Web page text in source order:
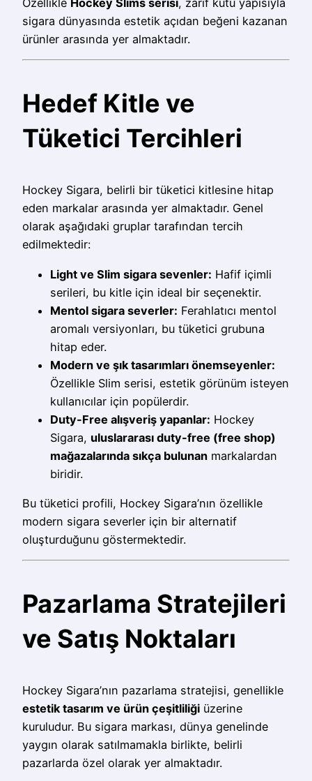
Özellikle Hockey Slims serisi, zarif kutu yapısıyla
sigara dünyasında estetik açıdan beğeni kazanan
ürünler arasında yer almaktadır.
Hedef Kitle ve
Tüketici Tercihleri
Hockey Sigara, belirli bir tüketici kitlesine hitap
eden markalar arasında yer almaktadır. Genel
olarak aşağıdaki gruplar tarafından tercih
edilmektedir:
Light ve Slim sigara sevenler: Hafif içimli
serileri, bu kitle için ideal bir seçenektir.
Mentol sigara severler: Ferahlatıcı mentol
aromalı versiyonları, bu tüketici grubuna
hitap eder.
Modern ve şık tasarımları önemseyenler:
Özellikle Slim serisi, estetik görünüm isteyen
kullanıcılar için popülerdir.
Duty-Free alışveriş yapanlar: Hockey
Sigara, uluslararası duty-free (free shop)
mağazalarında sıkça bulunan markalardan
biridir.
Bu tüketici profili, Hockey Sigara’nın özellikle
modern sigara severler için bir alternatif
oluşturduğunu göstermektedir.
Pazarlama Stratejileri
ve Satış Noktaları
Hockey Sigara’nın pazarlama stratejisi, genellikle
estetik tasarım ve ürün çeşitliliği üzerine
kuruludur. Bu sigara markası, dünya genelinde
yaygın olarak satılmamakla birlikte, belirli
pazarlarda özel olarak yer almaktadır.